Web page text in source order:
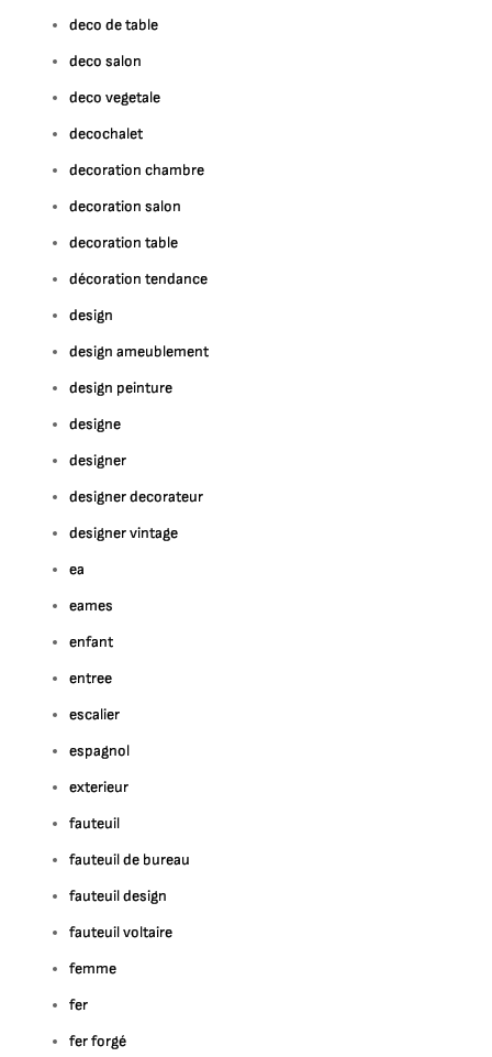
deco de table
deco salon
deco vegetale
decochalet
decoration chambre
decoration salon
decoration table
décoration tendance
design
design ameublement
design peinture
designe
designer
designer decorateur
designer vintage
ea
eames
enfant
entree
escalier
espagnol
exterieur
fauteuil
fauteuil de bureau
fauteuil design
fauteuil voltaire
femme
fer
fer forgé